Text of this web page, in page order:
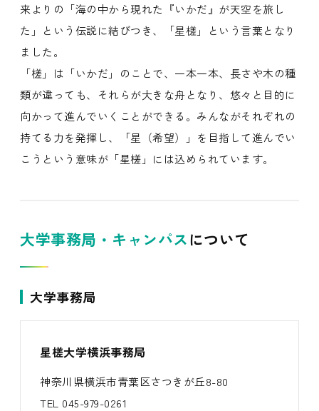
来よりの「海の中から現れた『いかだ』が天空を旅し
た」という伝説に結びつき、「星槎」という言葉となり
ました。
「槎」は「いかだ」のことで、一本一本、長さや木の種
類が違っても、それらが大きな舟となり、悠々と目的に
向かって進んでいくことができる。みんながそれぞれの
持てる力を発揮し、「星（希望）」を目指して進んでい
こうという意味が「星槎」には込められています。
大学事務局・キャンパスについて
大学事務局
星槎大学横浜事務局
神奈川県横浜市青葉区さつきが丘8-80
TEL 045-979-0261